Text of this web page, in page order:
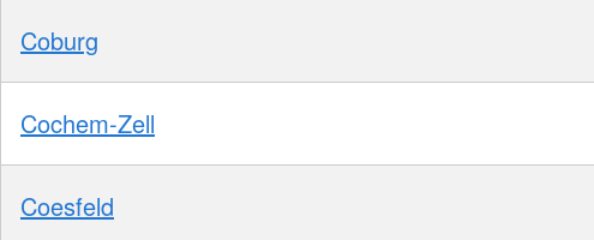
Coburg
Cochem-Zell
Coesfeld